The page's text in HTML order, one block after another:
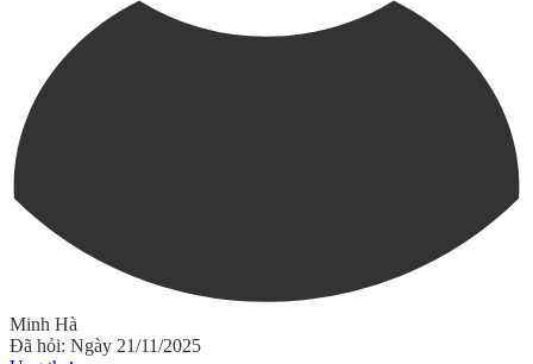
Minh Hà
Đã hỏi: Ngày 21/11/2025